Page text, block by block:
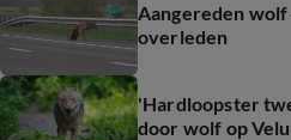
Aangereden
overleden
'Hardloopster
door wolf op